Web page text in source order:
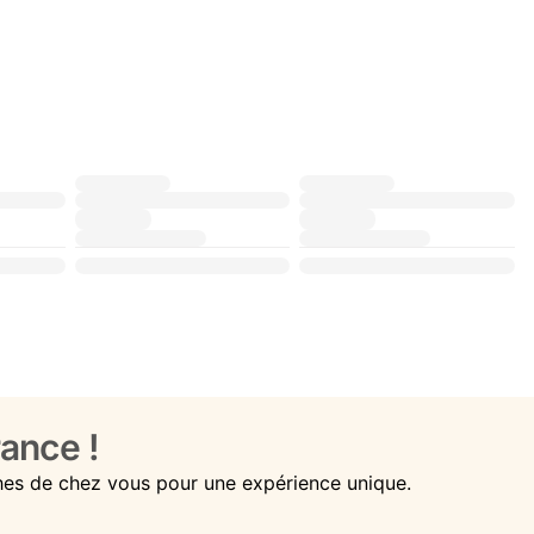
!
de chez vous pour une expérience unique.